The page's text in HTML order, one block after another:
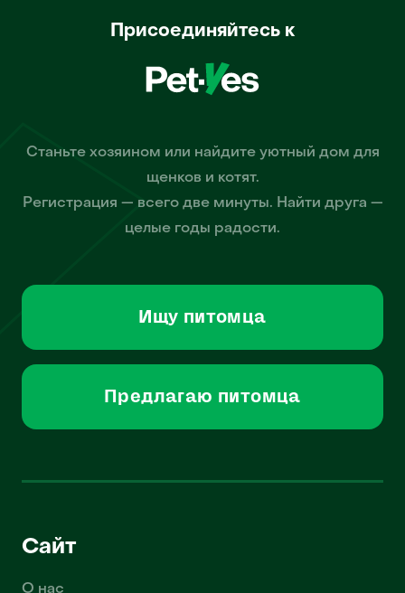
Присоединяйтесь к
Станьте хозяином или найдите уютный дом для
щенков и котят.
Регистрация — всего две минуты. Найти друга —
целые годы радости.
Ищу питомца
Предлагаю питомца
Сайт
О нас